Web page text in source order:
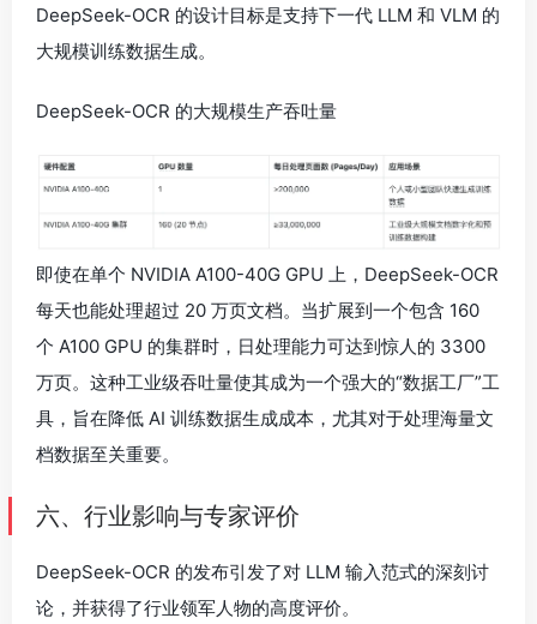
DeepSeek-OCR 的设计目标是支持下一代 LLM 和 VLM 的
大规模训练数据生成。
DeepSeek-OCR 的大规模生产吞吐量
即使在单个 NVIDIA A100-40G GPU 上，DeepSeek-OCR
每天也能处理超过 20 万页文档。当扩展到一个包含 160
个 A100 GPU 的集群时，日处理能力可达到惊人的 3300
万页。这种工业级吞吐量使其成为一个强大的“数据工厂”工
具，旨在降低 AI 训练数据生成成本，尤其对于处理海量文
档数据至关重要。
六、行业影响与专家评价
DeepSeek-OCR 的发布引发了对 LLM 输入范式的深刻讨
论，并获得了行业领军人物的高度评价。